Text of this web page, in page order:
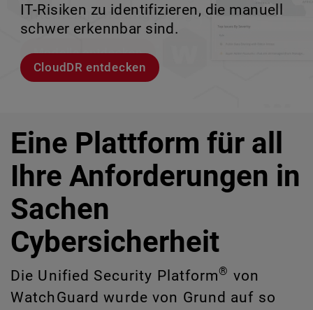
Unternehmensumgebungen.
Modelle entdecken
IT-Risiken zu identifizieren, die manuell
schwer erkennbar sind.
CloudDR entdecken
zu verlieren.
Lernen Sie Rai kennen
ermöglicht.
Lernen Sie WatchGuard EDR kennen
Eine Plattform für all
Ihre Anforderungen in
Sachen
Cybersicherheit
Die Unified Security Platform® von
WatchGuard wurde von Grund auf so